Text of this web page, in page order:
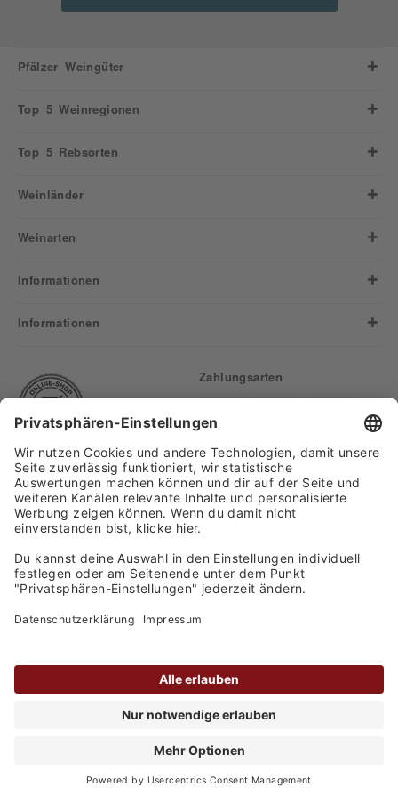
Pfälzer Weingüter
Top 5 Weinregionen
Top 5 Rebsorten
Weinländer
Weinarten
Informationen
Informationen
Versand
Zahlungsarten
Finden Sie uns auf:
Großhandel GmbH
Datenschutz AGB
Impressum